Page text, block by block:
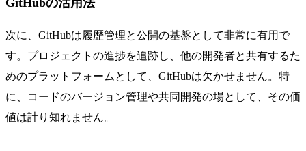
次に、GitHubは履歴管理と公開の基盤として非常に有用で
す。プロジェクトの進捗を追跡し、他の開発者と共有するた
めのプラットフォームとして、GitHubは欠かせません。特
に、コードのバージョン管理や共同開発の場として、その価
値は計り知れません。